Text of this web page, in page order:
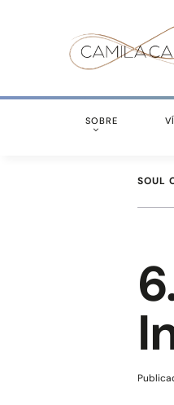
SOBRE
SOUL